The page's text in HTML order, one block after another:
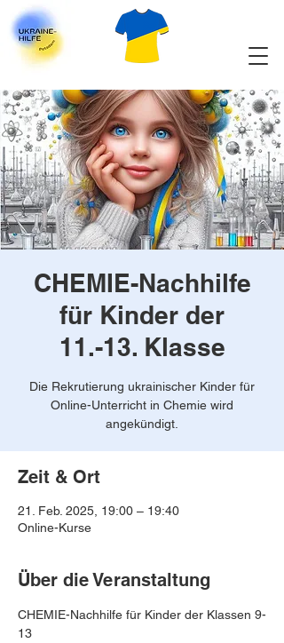
CHEMIE-Nachhilfe
für Kinder der
11.-13. Klasse
Die Rekrutierung ukrainischer Kinder für
Online-Unterricht in Chemie wird
angekündigt.
Zeit & Ort
21. Feb. 2025, 19:00 – 19:40
Online-Kurse
Über die Veranstaltung
CHEMIE-Nachhilfe für Kinder der Klassen 9-
13